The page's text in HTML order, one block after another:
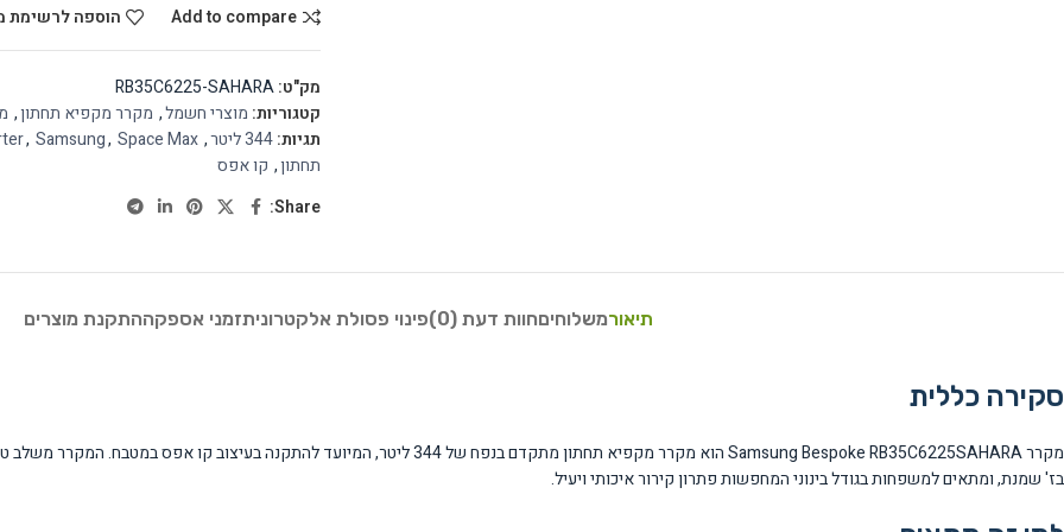
Add to compare הוספה לרשימת
מק"ט:RB35C6225-SAHARA
קטגוריות: מוצרי חשמל, מקרר מקפיא תחתון,
תגיות:344 ליטר ,
, Samsung, Space Max
תחתון, קו אפס
Share:
תיאורמשלוחיםחוות דעת (0) פינוי פסולת אלקטרוניתזמני אספקההתקנת מוצרים
סקירה כללית
בז' שמנת, ומתאים למשפחות בגודל בינוני המחפשות פתרון קירור איכותי ויעיל.